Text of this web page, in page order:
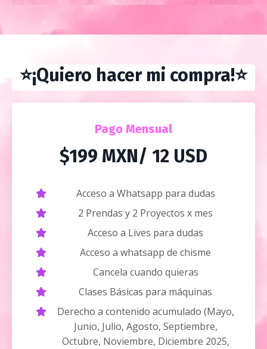
⭐️¡Quiero hacer mi compra!⭐️
Pago Mensual
$199 MXN/ 12 USD
Acceso a Whatsapp para dudas
2 Prendas y 2 Proyectos x mes
Acceso a Lives para dudas
Acceso a whatsapp de chisme
Cancela cuando quieras
Clases Básicas para máquinas
Derecho a contenido acumulado (Mayo,
Junio, Julio, Agosto, Septiembre,
Octubre, Noviembre, Diciembre 2025,